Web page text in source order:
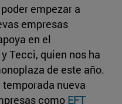
empezar a
empresas
en el
Tecci, quien nos ha
de este año.
nueva
como EFT